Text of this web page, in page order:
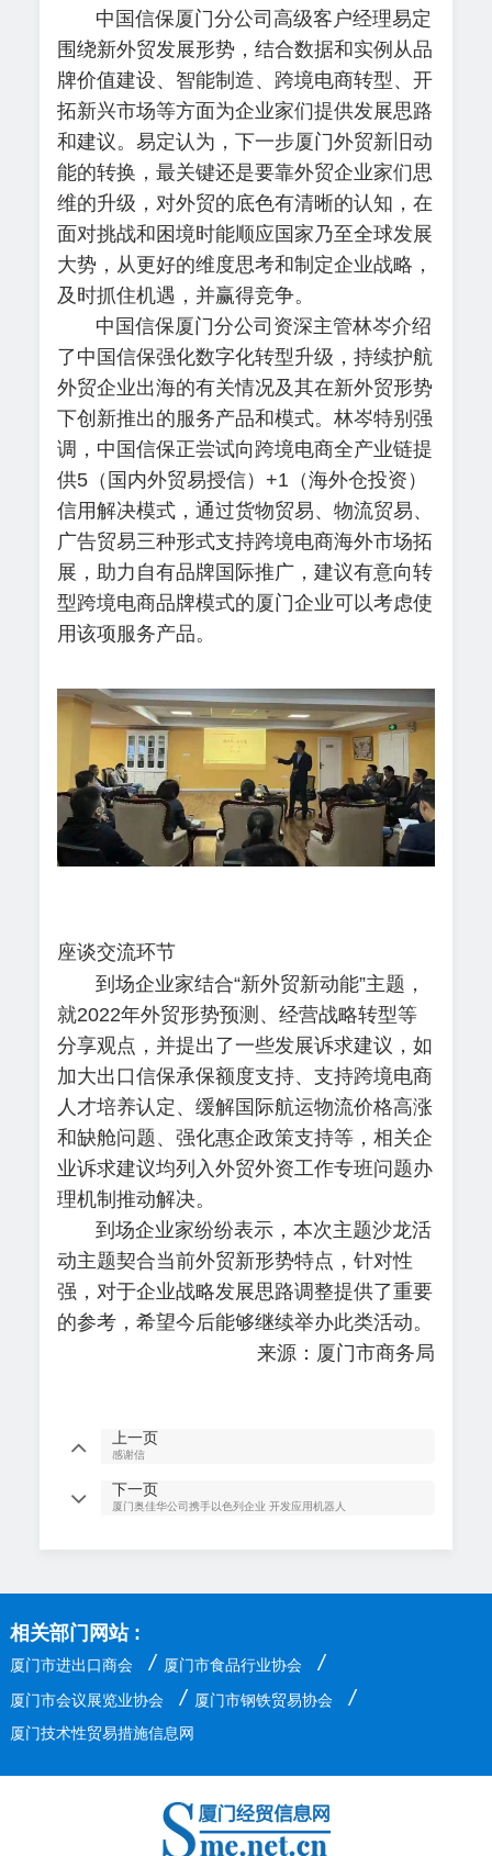
中国信保厦门分公司高级客户经理易定
围绕新外贸发展形势，结合数据和实例从品
牌价值建设、智能制造、跨境电商转型、开
拓新兴市场等方面为企业家们提供发展思路
和建议。易定认为，下一步厦门外贸新旧动
能的转换，最关键还是要靠外贸企业家们思
维的升级，对外贸的底色有清晰的认知，在
面对挑战和困境时能顺应国家乃至全球发展
大势，从更好的维度思考和制定企业战略，
及时抓住机遇，并赢得竞争。
中国信保厦门分公司资深主管林岑介绍
了中国信保强化数字化转型升级，持续护航
外贸企业出海的有关情况及其在新外贸形势
下创新推出的服务产品和模式。林岑特别强
调，中国信保正尝试向跨境电商全产业链提
供5（国内外贸易授信）+1（海外仓投资）
信用解决模式，通过货物贸易、物流贸易、
广告贸易三种形式支持跨境电商海外市场拓
展，助力自有品牌国际推广，建议有意向转
型跨境电商品牌模式的厦门企业可以考虑使
用该项服务产品。
座谈交流环节
到场企业家结合“新外贸新动能”主题，
就2022年外贸形势预测、经营战略转型等
分享观点，并提出了一些发展诉求建议，如
加大出口信保承保额度支持、支持跨境电商
人才培养认定、缓解国际航运物流价格高涨
和缺舱问题、强化惠企政策支持等，相关企
业诉求建议均列入外贸外资工作专班问题办
理机制推动解决。
到场企业家纷纷表示，本次主题沙龙活
动主题契合当前外贸新形势特点，针对性
强，对于企业战略发展思路调整提供了重要
的参考，希望今后能够继续举办此类活动。
来源：厦门市商务局
上一页
感谢信
下一页
厦门奥佳华公司携手以色列企业 开发应用机器人
相关部门网站 :
厦门市进出口商会 / 厦门市食品行业协会 /
厦门市会议展览业协会 / 厦门市钢铁贸易协会 /
厦门技术性贸易措施信息网